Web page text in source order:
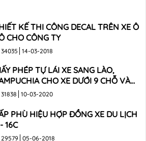
KẾ THI CÔNG DECAL TRÊN XE Ô
CHO CÔNG TY
34035 14-03-2018
PHÉP TỰ LÁI XE SANG LÀO,
CHO XE DƯỚI 9 CHỖ VÀ
BÁN TẢI
31838 10-03-2020
PHÙ HIỆU HỢP ĐỒNG XE DU LỊCH
16C
29579 05-06-2018